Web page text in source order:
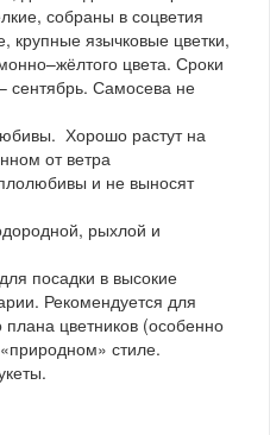
собраны в соцветия
крупные язычковые цветки,
цвета. Сроки
сентябрь. Самосева не
Хорошо растут на
от ветра
и не выносят
рыхлой и
посадки в высокие
Рекомендуется для
плана цветников (особенно
стиле.